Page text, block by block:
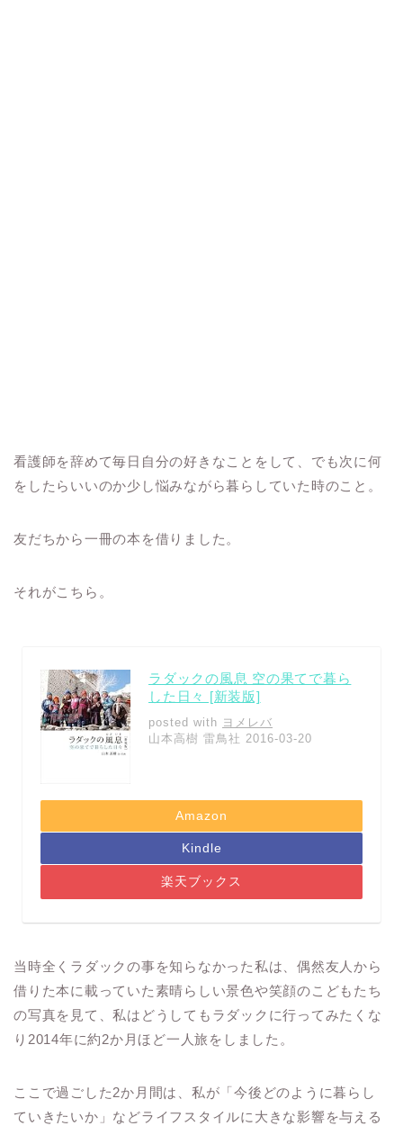
看護師を辞めて毎日自分の好きなことをして、でも次に何
をしたらいいのか少し悩みながら暮らしていた時のこと。
友だちから一冊の本を借りました。
それがこちら。
ラダックの風息 空の果てで暮ら
した日々 [新装版]
posted with ヨメレバ
山本高樹 雷鳥社 2016-03-20
Amazon
Kindle
楽天ブックス
当時全くラダックの事を知らなかった私は、偶然友人から
借りた本に載っていた素晴らしい景色や笑顔のこどもたち
の写真を見て、私はどうしてもラダックに行ってみたくな
り2014年に約2か月ほど一人旅をしました。
ここで過ごした2か月間は、私が「今後どのように暮らし
ていきたいか」などライフスタイルに大きな影響を与える